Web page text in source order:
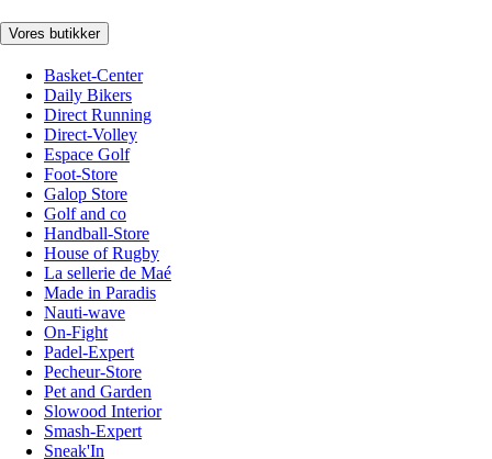
Vores butikker
Basket-Center
Daily Bikers
Direct Running
Direct-Volley
Espace Golf
Foot-Store
Galop Store
Golf and co
Handball-Store
House of Rugby
La sellerie de Maé
Made in Paradis
Nauti-wave
On-Fight
Padel-Expert
Pecheur-Store
Pet and Garden
Slowood Interior
Smash-Expert
Sneak'In